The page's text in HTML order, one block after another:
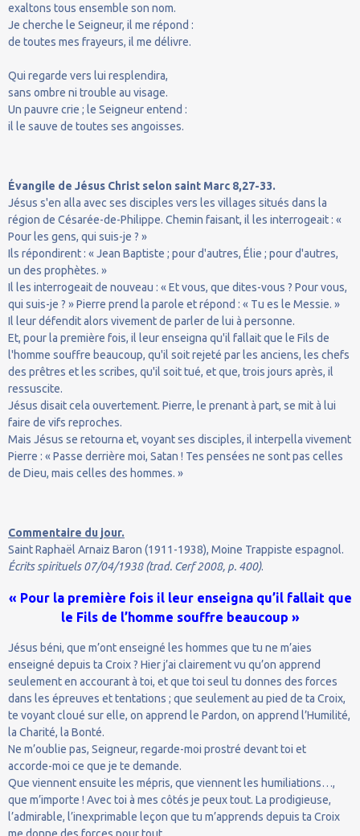
exaltons tous ensemble son nom.
Je cherche le Seigneur, il me répond :
de toutes mes frayeurs, il me délivre.
Qui regarde vers lui resplendira,
sans ombre ni trouble au visage.
Un pauvre crie ; le Seigneur entend :
il le sauve de toutes ses angoisses.
Évangile de Jésus Christ selon saint Marc 8,27-33.
Jésus s'en alla avec ses disciples vers les villages situés dans la
région de Césarée-de-Philippe. Chemin faisant, il les interrogeait : «
Pour les gens, qui suis-je ? »
Ils répondirent : « Jean Baptiste ; pour d'autres, Élie ; pour d'autres,
un des prophètes. »
Il les interrogeait de nouveau : « Et vous, que dites-vous ? Pour vous,
qui suis-je ? » Pierre prend la parole et répond : « Tu es le Messie. »
Il leur défendit alors vivement de parler de lui à personne.
Et, pour la première fois, il leur enseigna qu'il fallait que le Fils de
l'homme souffre beaucoup, qu'il soit rejeté par les anciens, les chefs
des prêtres et les scribes, qu'il soit tué, et que, trois jours après, il
ressuscite.
Jésus disait cela ouvertement. Pierre, le prenant à part, se mit à lui
faire de vifs reproches.
Mais Jésus se retourna et, voyant ses disciples, il interpella vivement
Pierre : « Passe derrière moi, Satan ! Tes pensées ne sont pas celles
de Dieu, mais celles des hommes. »
Commentaire du jour.
Saint Raphaël Arnaiz Baron (1911-1938), Moine Trappiste espagnol.
Écrits spirituels 07/04/1938 (trad. Cerf 2008, p. 400).
« Pour la première fois il leur enseigna qu’il fallait que
le Fils de l’homme souffre beaucoup »
Jésus béni, que m’ont enseigné les hommes que tu ne m’aies
enseigné depuis ta Croix ? Hier j’ai clairement vu qu’on apprend
seulement en accourant à toi, et que toi seul tu donnes des forces
dans les épreuves et tentations ; que seulement au pied de ta Croix,
te voyant cloué sur elle, on apprend le Pardon, on apprend l’Humilité,
la Charité, la Bonté.
Ne m’oublie pas, Seigneur, regarde-moi prostré devant toi et
accorde-moi ce que je te demande.
Que viennent ensuite les mépris, que viennent les humiliations…,
que m’importe ! Avec toi à mes côtés je peux tout. La prodigieuse,
l’admirable, l’inexprimable leçon que tu m’apprends depuis ta Croix
me donne des forces pour tout.